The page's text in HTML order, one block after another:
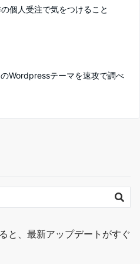
個人受注で気をつけること
Wordpressテーマを速攻で調べ